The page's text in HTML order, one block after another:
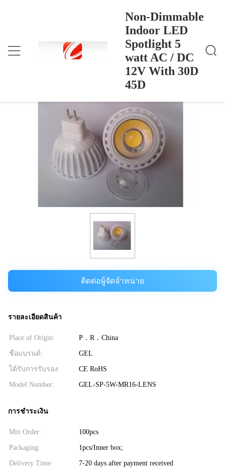
Non-Dimmable
Indoor LED
Spotlight 5
watt AC / DC
12V With 30D
45D
บ้าน>
Non-Dimmable Indoor LED Spotlight 5 Watt AC / D
C 12V With 30D 45D
Non-Dimmable Indoor LED Spotlight 5
watt AC / DC 12V With 30D 45D
ติดต่อผู้จัดจำหน่าย
รายละเอียดสินค้า
Place of Origin: P．R．China
ชื่อแบรนด์: GEL
ได้รับการรับรอง: CE RoHS
Model Number: GEL-SP-5W-MR16-LENS
การชำระเงิน
Min Order: 100pcs
Packaging: 1pcs/Inner box;
Delivery Time: 7-20 days after payment received